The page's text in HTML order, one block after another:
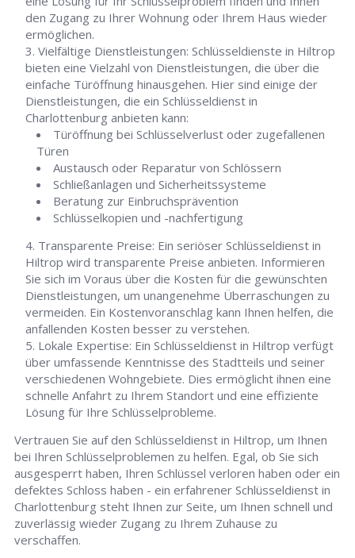
den Zugang zu Ihrer Wohnung oder Ihrem Haus wieder
ermöglichen.
Vielfältige Dienstleistungen: Schlüsseldienste in Hiltrop
bieten eine Vielzahl von Dienstleistungen, die über die
einfache Türöffnung hinausgehen. Hier sind einige der
Dienstleistungen, die ein Schlüsseldienst in
Charlottenburg anbieten kann:
Türöffnung bei Schlüsselverlust oder zugefallenen
Türen
Austausch oder Reparatur von Schlössern
Schließanlagen und Sicherheitssysteme
Beratung zur Einbruchsprävention
Schlüsselkopien und -nachfertigung
Transparente Preise: Ein seriöser Schlüsseldienst in
Hiltrop wird transparente Preise anbieten. Informieren
Sie sich im Voraus über die Kosten für die gewünschten
Dienstleistungen, um unangenehme Überraschungen zu
vermeiden. Ein Kostenvoranschlag kann Ihnen helfen, die
anfallenden Kosten besser zu verstehen.
Lokale Expertise: Ein Schlüsseldienst in Hiltrop verfügt
über umfassende Kenntnisse des Stadtteils und seiner
verschiedenen Wohngebiete. Dies ermöglicht ihnen eine
schnelle Anfahrt zu Ihrem Standort und eine effiziente
Lösung für Ihre Schlüsselprobleme.
Vertrauen Sie auf den Schlüsseldienst in Hiltrop, um Ihnen
bei Ihren Schlüsselproblemen zu helfen. Egal, ob Sie sich
ausgesperrt haben, Ihren Schlüssel verloren haben oder ein
defektes Schloss haben - ein erfahrener Schlüsseldienst in
Charlottenburg steht Ihnen zur Seite, um Ihnen schnell und
zuverlässig wieder Zugang zu Ihrem Zuhause zu
verschaffen.